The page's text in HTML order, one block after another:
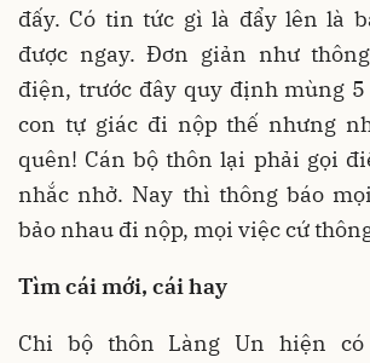
đấy. Có tin tức gì là đẩy lên là
được ngay. Đơn giản như
điện, trước đây quy định mùng
con tự giác đi nộp thế nhưng
quên! Cán bộ thôn lại phải gọi
nhắc nhở. Nay thì thông báo
bảo nhau đi nộp, mọi việc cứ
Tìm cái mới, cái hay
Chi bộ thôn Làng Un hiện